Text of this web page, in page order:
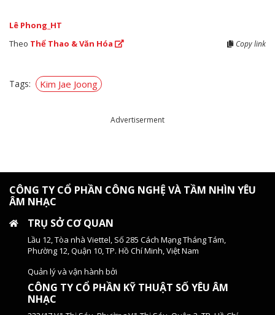
Lê Phong_HT
Theo Thể Thao & Văn Hóa Copy link
Tags: Kim Jae Joong
Advertiserment
CÔNG TY CỔ PHẦN CÔNG NGHỆ VÀ TẦM NHÌN YÊU
ÂM NHẠC
TRỤ SỞ CƠ QUAN
Lầu 12, Tòa nhà Viettel, Số 285 Cách Mạng Tháng Tám,
Phường 12, Quận 10, TP. Hồ Chí Minh, Việt Nam
Quản lý và vận hành bởi
CÔNG TY CỔ PHẦN KỸ THUẬT SỐ YÊU ÂM
NHẠC